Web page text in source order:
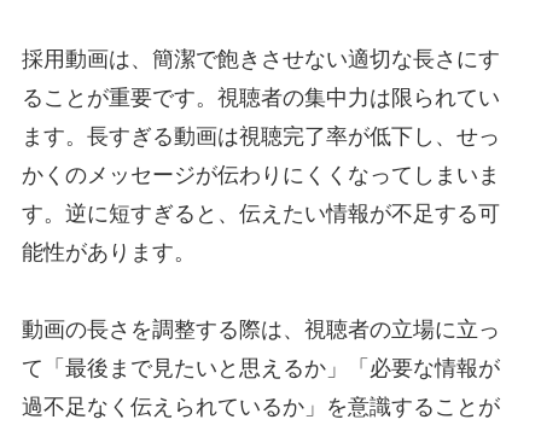
採用動画は、簡潔で飽きさせない適切な長さにす
ることが重要です。視聴者の集中力は限られてい
ます。長すぎる動画は視聴完了率が低下し、せっ
かくのメッセージが伝わりにくくなってしまいま
す。逆に短すぎると、伝えたい情報が不足する可
能性があります。
動画の長さを調整する際は、視聴者の立場に立っ
て「最後まで見たいと思えるか」「必要な情報が
過不足なく伝えられているか」を意識することが